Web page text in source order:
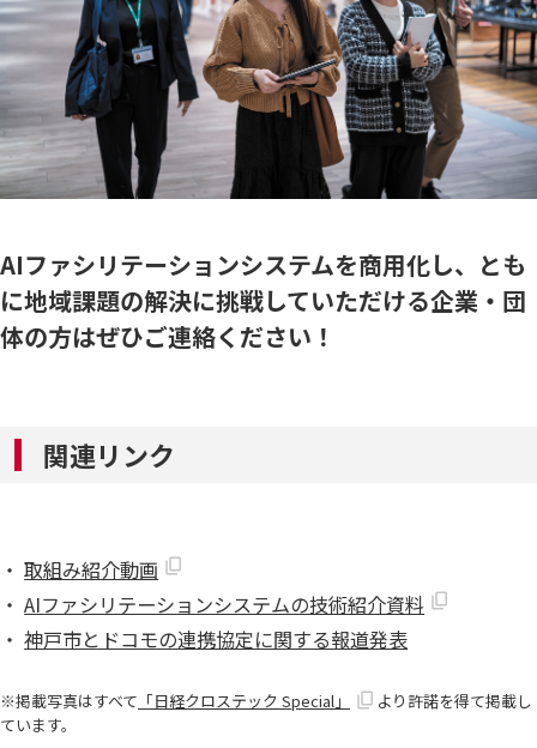
AIファシリテーションシステムを商用化し、とも
に地域課題の解決に挑戦していただける企業・団
体の方はぜひご連絡ください！
関連リンク
取組み紹介動画
AIファシリテーションシステムの技術紹介資料
神戸市とドコモの連携協定に関する報道発表
掲載写真はすべて 「日経クロステック Special」
より許諾を得て掲載し
ています。